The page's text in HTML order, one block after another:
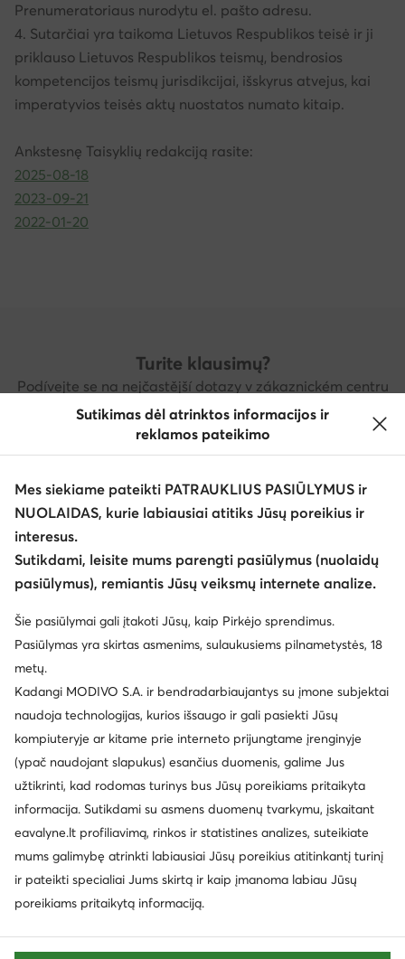
Prenumeratoriaus nurodytu el. pašto adresu.
4. Sutarčiai yra taikoma Lietuvos Respublikos teisė ir ji
priklauso Lietuvos Respublikos teismų, bendrosios
kompetencijos teismų jurisdikcijai, išskyrus atvejus, kai
imperatyvios teisės aktų nuostatos numato kitaip.
Ankstesnę Taisyklių redakciją rasite:
2025-08-18
2023-09-21
2022-01-20
Turite klausimų?
Podívejte se na nejčastější dotazy v zákaznickém centru
nebo nás kontaktujte
Pagalbos centras Kontaktai
Klientų aptarnavimas
Apie mus
Informacija
Sutikimas dėl atrinktos informacijos ir
reklamos pateikimo
Mes siekiame pateikti PATRAUKLIUS PASIŪLYMUS ir
NUOLAIDAS, kurie labiausiai atitiks Jūsų poreikius ir
interesus.
Sutikdami, leisite mums parengti pasiūlymus (nuolaidų
pasiūlymus), remiantis Jūsų veiksmų internete analize.
Šie pasiūlymai gali įtakoti Jūsų, kaip Pirkėjo sprendimus.
Pasiūlymas yra skirtas asmenims, sulaukusiems pilnametystės, 18
metų.
Kadangi MODIVO S.A. ir bendradarbiaujantys su įmone subjektai
naudoja technologijas, kurios išsaugo ir gali pasiekti Jūsų
kompiuteryje ar kitame prie interneto prijungtame įrenginyje
(ypač naudojant slapukus) esančius duomenis, galime Jus
užtikrinti, kad rodomas turinys bus Jūsų poreikiams pritaikyta
informacija. Sutikdami su asmens duomenų tvarkymu, įskaitant
eavalyne.lt profiliavimą, rinkos ir statistines analizes, suteikiate
mums galimybę atrinkti labiausiai Jūsų poreikius atitinkantį turinį
ir pateikti specialiai Jums skirtą ir kaip įmanoma labiau Jūsų
poreikiams pritaikytą informaciją.